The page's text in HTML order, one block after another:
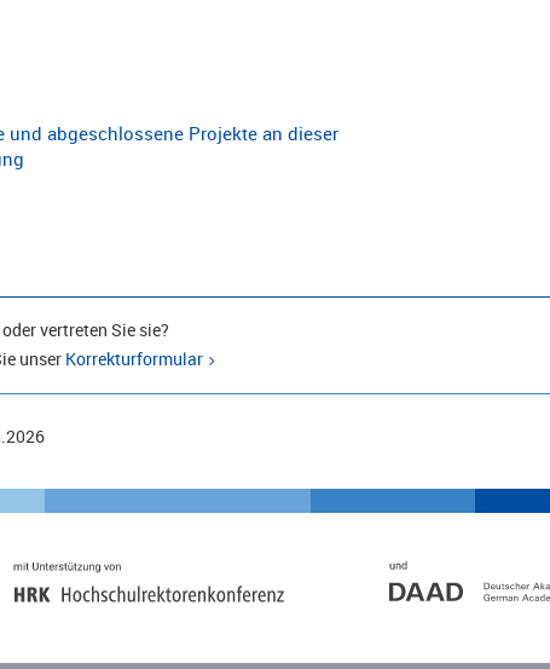
und abgeschlossene Projekte an dieser
vertreten Sie sie?
unser Korrekturformular